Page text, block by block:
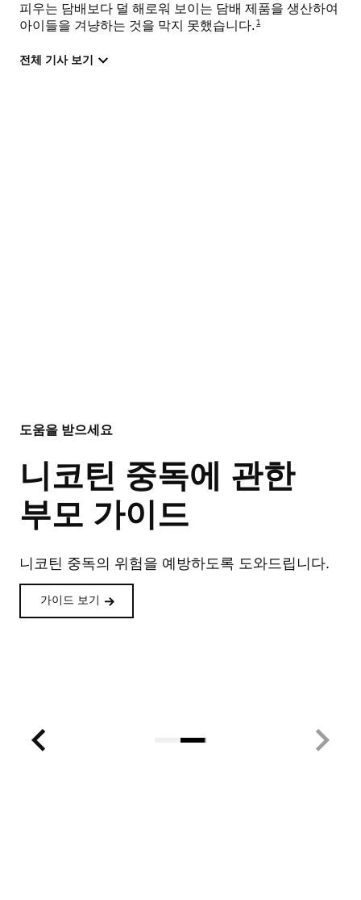
피우는 담배보다 덜 해로워 보이는 담배 제품을 생산하여
아이들을 겨냥하는 것을 막지 못했습니다. 1
전체 기사 보기
도움을 받으세요
니코틴 중독에 관한
부모 가이드
니코틴 중독의 위험을 예방하도록 도와드립니다.
가이드 보기